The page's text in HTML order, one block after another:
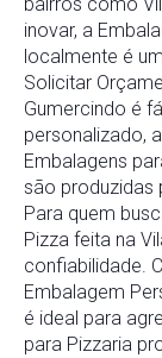
bairros como
inovar, a
localmente é
Solicitar
Gumercindo é
personalizado,
Embalagens
são produzidas
Para quem
Pizza feita na
confiabilidade.
Embalagem
é ideal para
para Pizzaria